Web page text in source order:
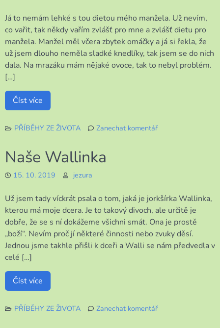
zase
OK
Já to nemám lehké s tou dietou mého manžela. Už nevím,
co vařit, tak někdy vařím zvlášť pro mne a zvlášť dietu pro
manžela. Manžel měl včera zbytek omáčky a já si řekla, že
už jsem dlouho neměla sladké knedlíky, tak jsem se do nich
dala. Na mrazáku mám nějaké ovoce, tak to nebyl problém.
[…]
Číst více
PŘÍBĚHY ZE ŽIVOTA
Zanechat komentář
Naše Wallinka
15. 10. 2019 jezura
Už jsem tady víckrát psala o tom, jaká je jorkšírka Wallinka,
kterou má moje dcera. Je to takový divoch, ale určitě je
dobře, že se s ní dokážeme všichni smát. Ona je prostě
„boží“. Nevím proč jí některé činnosti nebo zvuky děsí.
Jednou jsme takhle přišli k dceři a Walli se nám předvedla v
celé […]
Číst více
PŘÍBĚHY ZE ŽIVOTA
Zanechat komentář